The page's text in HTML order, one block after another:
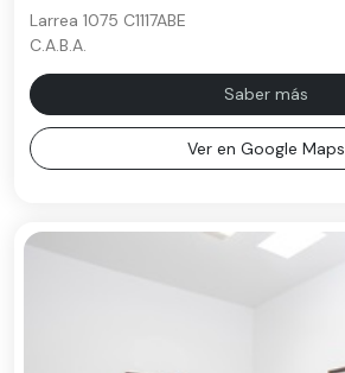
Larrea 1075 C1117ABE
C.A.B.A.
Saber más
Ver en Google Maps